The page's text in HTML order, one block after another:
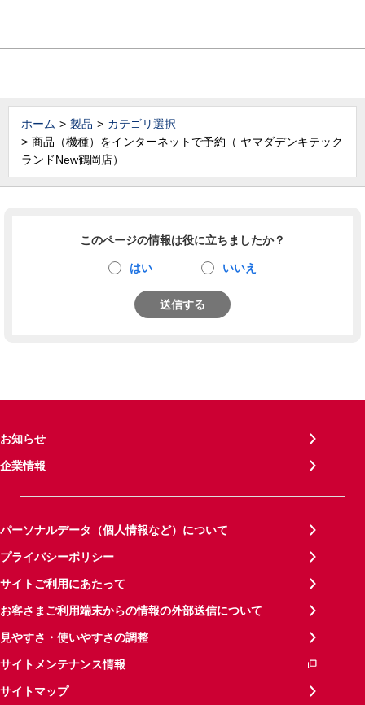
ホーム 製品
カテゴリ選択
商品（機種）をインターネットで予約（ ヤマダデンキテック
ランドNew鶴岡店）
このページの情報は役に立ちましたか？
はい いいえ
送信する
お知らせ
企業情報
パーソナルデータ（個人情報など）について
プライバシーポリシー
サイトご利用にあたって
お客さまご利用端末からの情報の外部送信について
見やすさ・使いやすさの調整
サイトメンテナンス情報
サイトマップ